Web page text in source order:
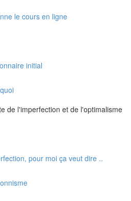
le cours en ligne
initial
de l'imperfection et de l'optimalisme
pour moi ça veut dire ..